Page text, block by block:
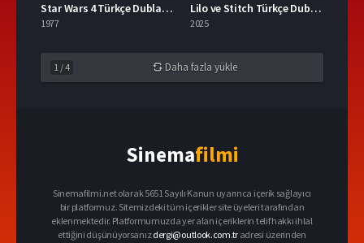
Star Wars 4 Türkçe Dublaj İzle
1977
Lilo ve Stitch Türkçe Dublaj İzle
2025
1 /4 Daha fazla yükle
Sinemafilmi
Sinemafilmi.net olarak 5651 Sayılı Kanun uyarınca içerik sağlayıcı
bir platformuz. Sitemizdeki tüm içerikler site üyeleri tarafından
eklenmektedir. Platformumuzda yer alan içeriklerin telif hakkı ihlal
ettiğini düşünüyorsanızdergi@outlook.com.tr adresi üzerinden